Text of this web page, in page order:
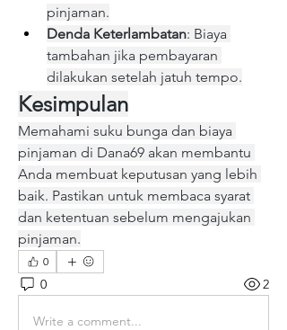
pinjaman.
Denda Keterlambatan: Biaya
tambahan jika pembayaran
dilakukan setelah jatuh tempo.
Kesimpulan
Memahami suku bunga dan biaya
pinjaman di Dana69 akan membantu
Anda membuat keputusan yang lebih
baik. Pastikan untuk membaca syarat
dan ketentuan sebelum mengajukan
pinjaman.
0
0 2
Write a comment...